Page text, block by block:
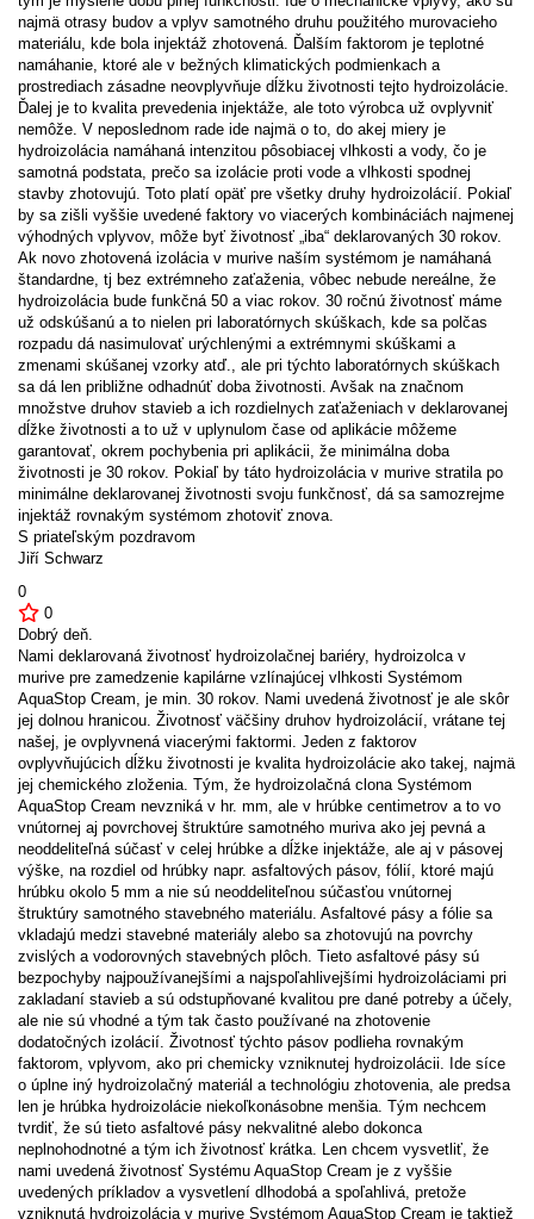
najmä otrasy budov a vplyv samotného druhu použitého murovacieho
materiálu, kde bola injektáž zhotovená. Ďalším faktorom je teplotné
namáhanie, ktoré ale v bežných klimatických podmienkach a
prostrediach zásadne neovplyvňuje dĺžku životnosti tejto hydroizolácie.
Ďalej je to kvalita prevedenia injektáže, ale toto výrobca už ovplyvniť
nemôže. V neposlednom rade ide najmä o to, do akej miery je
hydroizolácia namáhaná intenzitou pôsobiacej vlhkosti a vody, čo je
samotná podstata, prečo sa izolácie proti vode a vlhkosti spodnej
stavby zhotovujú. Toto platí opäť pre všetky druhy hydroizolácií. Pokiaľ
by sa zišli vyššie uvedené faktory vo viacerých kombináciách najmenej
výhodných vplyvov, môže byť životnosť „iba“ deklarovaných 30 rokov.
Ak novo zhotovená izolácia v murive naším systémom je namáhaná
štandardne, tj bez extrémneho zaťaženia, vôbec nebude nereálne, že
hydroizolácia bude funkčná 50 a viac rokov. 30 ročnú životnosť máme
už odskúšanú a to nielen pri laboratórnych skúškach, kde sa polčas
rozpadu dá nasimulovať urýchlenými a extrémnymi skúškami a
zmenami skúšanej vzorky atď., ale pri týchto laboratórnych skúškach
sa dá len približne odhadnúť doba životnosti. Avšak na značnom
množstve druhov stavieb a ich rozdielnych zaťaženiach v deklarovanej
dĺžke životnosti a to už v uplynulom čase od aplikácie môžeme
garantovať, okrem pochybenia pri aplikácii, že minimálna doba
životnosti je 30 rokov. Pokiaľ by táto hydroizolácia v murive stratila po
minimálne deklarovanej životnosti svoju funkčnosť, dá sa samozrejme
injektáž rovnakým systémom zhotoviť znova.
S priateľským pozdravom
Jiří Schwarz
0
0
Dobrý deň.
Nami deklarovaná životnosť hydroizolačnej bariéry, hydroizolca v
murive pre zamedzenie kapilárne vzlínajúcej vlhkosti Systémom
AquaStop Cream, je min. 30 rokov. Nami uvedená životnosť je ale skôr
jej dolnou hranicou. Životnosť väčšiny druhov hydroizolácií, vrátane tej
našej, je ovplyvnená viacerými faktormi. Jeden z faktorov
ovplyvňujúcich dĺžku životnosti je kvalita hydroizolácie ako takej, najmä
jej chemického zloženia. Tým, že hydroizolačná clona Systémom
AquaStop Cream nevzniká v hr. mm, ale v hrúbke centimetrov a to vo
vnútornej aj povrchovej štruktúre samotného muriva ako jej pevná a
neoddeliteľná súčasť v celej hrúbke a dĺžke injektáže, ale aj v pásovej
výške, na rozdiel od hrúbky napr. asfaltových pásov, fólií, ktoré majú
hrúbku okolo 5 mm a nie sú neoddeliteľnou súčasťou vnútornej
štruktúry samotného stavebného materiálu. Asfaltové pásy a fólie sa
vkladajú medzi stavebné materiály alebo sa zhotovujú na povrchy
zvislých a vodorovných stavebných plôch. Tieto asfaltové pásy sú
bezpochyby najpoužívanejšími a najspoľahlivejšími hydroizoláciami pri
zakladaní stavieb a sú odstupňované kvalitou pre dané potreby a účely,
ale nie sú vhodné a tým tak často používané na zhotovenie
dodatočných izolácií. Životnosť týchto pásov podlieha rovnakým
faktorom, vplyvom, ako pri chemicky vzniknutej hydroizolácii. Ide síce
o úplne iný hydroizolačný materiál a technológiu zhotovenia, ale predsa
len je hrúbka hydroizolácie niekoľkonásobne menšia. Tým nechcem
tvrdiť, že sú tieto asfaltové pásy nekvalitné alebo dokonca
neplnohodnotné a tým ich životnosť krátka. Len chcem vysvetliť, že
nami uvedená životnosť Systému AquaStop Cream je z vyššie
uvedených príkladov a vysvetlení dlhodobá a spoľahlivá, pretože
vzniknutá hydroizolácia v murive Systémom AquaStop Cream je taktiež